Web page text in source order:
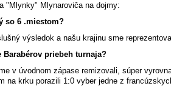
"Mlynky" Mlynaroviča na dojmy:
so 6 .miestom?
výsledok a našu krajinu sme
Barabérov priebeh turnaja?
v úvodnom zápase remizovali, súper
na krku porazili 1:0 vyber jedne z